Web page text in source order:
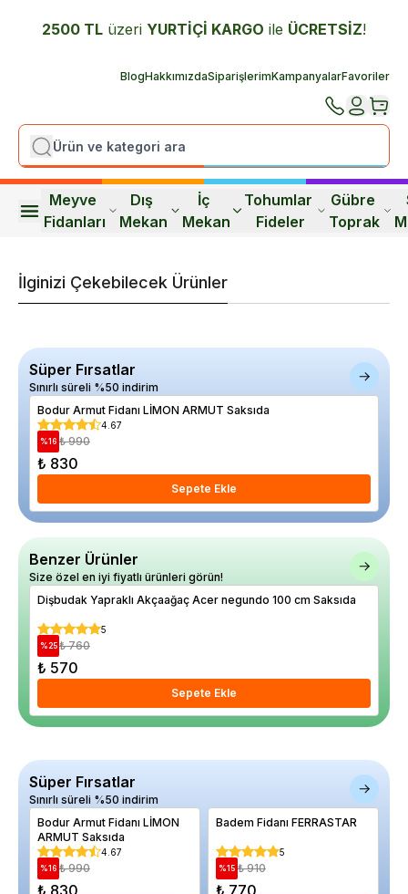
2500 TL üzeri YURTİÇİ KARGO ile ÜCRETSİZ!
BlogHakkımızdaSiparişlerimKampanyalarFavoriler
Meyve
Fidanları
Dış
Mekan
İç
Mekan
Tohumlar
Fideler
Gübre
Toprak
İlginizi Çekebilecek Ürünler
Süper Fırsatlar
Sınırlı süreli %50 indirim
Bodur Armut Fidanı LİMON ARMUT Saksıda
4.67
%16 ₺ 990
₺ 830
Sepete Ekle
Benzer Ürünler
Size özel en iyi fiyatlı ürünleri görün!
Dişbudak Yapraklı Akçaağaç Acer negundo 100 cm Saksıda
5
%25 ₺ 760
₺ 570
Sepete Ekle
Süper Fırsatlar
Sınırlı süreli %50 indirim
Bodur Armut Fidanı LİMON
ARMUT Saksıda
4.67
%16 ₺ 990
₺ 830
Badem Fidanı FERRASTAR
5
%15 ₺ 910
₺ 770